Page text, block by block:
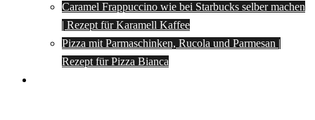
Caramel Frappuccino wie bei Starbucks selber machen
| Rezept für Karamell Kaffee
Pizza mit Parmaschinken, Rucola und Parmesan |
Rezept für Pizza Bianca